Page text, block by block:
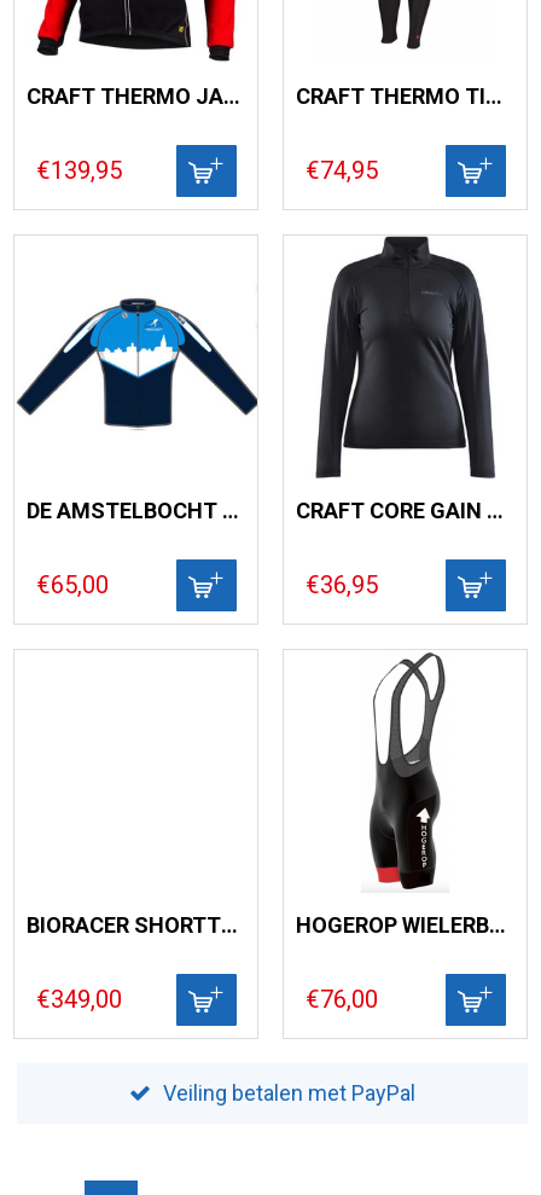
CRAFT THERMO JACK WINDSTOPPER FLATLOCK
€139,95
CRAFT THERMO TIGHT
€74,95
DE AMSTELBOCHT TRAININGSJACK
€65,00
CRAFT CORE GAIN MIDLAYER WOMAN
€36,95
BIORACER SHORTTRACK ONDERPAKKEN
€349,00
HOGEROP WIELERBROEK HEREN
€76,00
Veiling betalen met PayPal